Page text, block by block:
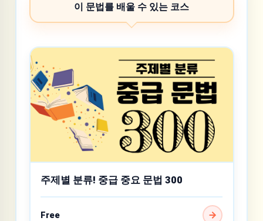
이 문법를 배울 수 있는 코스
주제별 분류! 중급 중요 문법 300
Free